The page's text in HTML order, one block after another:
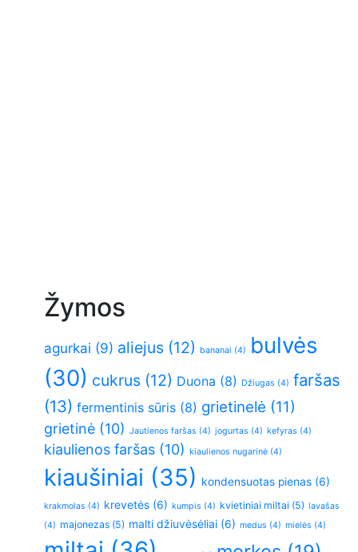
Žymos
agurkai (9) aliejus (12) bananai (4)
bulvės
(30) cukrus (12) Duona (8) Džiugas (4) faršas
(13) fermentinis sūris (8) grietinelė (11)
grietinė (10) Jautienos faršas (4) jogurtas (4) kefyras (4)
kiaulienos faršas (10) kiaulienos nugarinė (4)
kiaušiniai (35) kondensuotas pienas (6)
krakmolas (4) krevetės (6) kumpis (4) kvietiniai miltai (5) lavašas
(4) majonezas (5) malti džiuvėsėliai (6) medus (4) mielės (4)